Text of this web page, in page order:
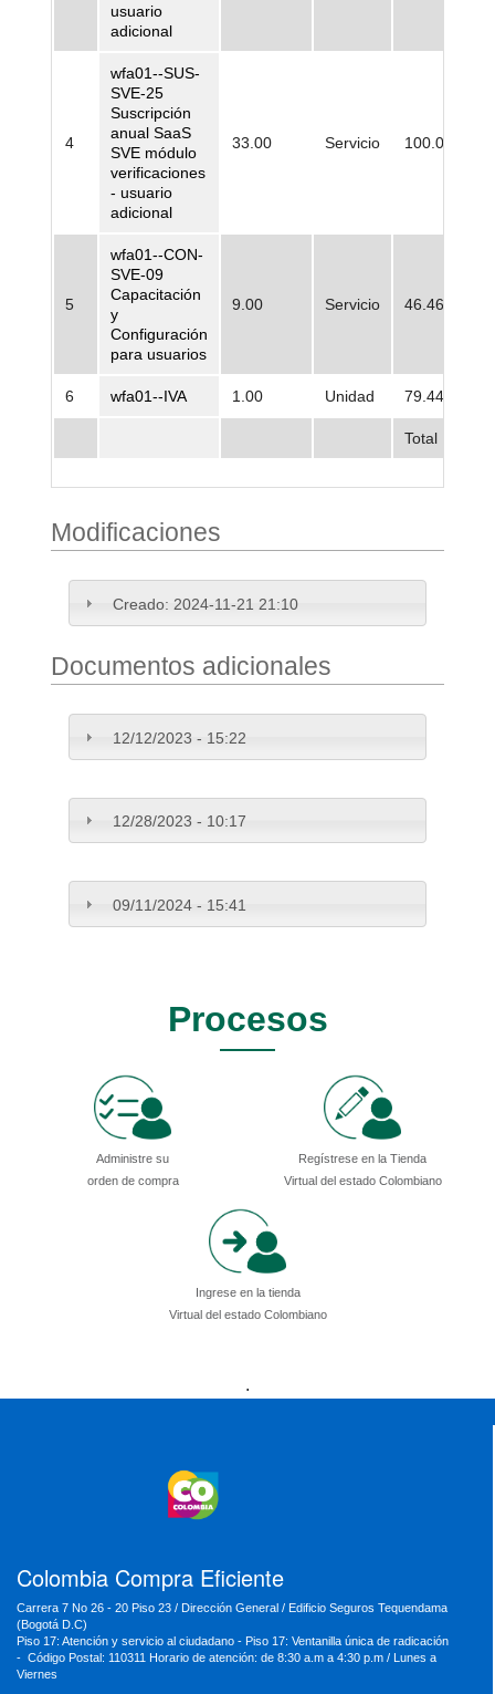
usuario
adicional
4
wfa01--SUS-
SVE-25
Suscripción
anual SaaS
SVE módulo
verificaciones
- usuario
adicional
33.00 Servicio 100.000,00
5
wfa01--CON-
SVE-09
Capacitación
y
Configuración
para usuarios
9.00 Servicio 46.461,25
6 wfa01--IVA 1.00 Unidad 79.448,74
Total
Modificaciones
Creado: 2024-11-21 21:10
Documentos adicionales
12/12/2023 - 15:22
12/28/2023 - 10:17
09/11/2024 - 15:41
Procesos
Administre su
orden de compra
Regístrese en la Tienda
Virtual del estado Colombiano
Ingrese en la tienda
Virtual del estado Colombiano
MinRelaciones
MinHacienda
.
Colombia Compra Eficiente
Carrera 7 No 26 - 20 Piso 23 / Dirección General / Edificio Seguros Tequendama
(Bogotá D.C)
Piso 17: Atención y servicio al ciudadano - Piso 17: Ventanilla única de radicación
- Código Postal: 110311 Horario de atención: de 8:30 a.m a 4:30 p.m / Lunes a
Viernes